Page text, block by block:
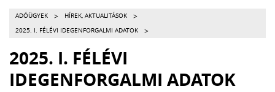
ADÓÜGYEK > HÍREK, AKTUALITÁSOK >
2025. I. FÉLÉVI IDEGENFORGALMI ADATOK >
2025. I. FÉLÉVI
IDEGENFORGALMI ADATOK